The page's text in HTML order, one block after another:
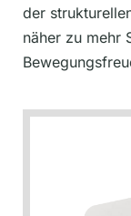
der
näher zu mehr